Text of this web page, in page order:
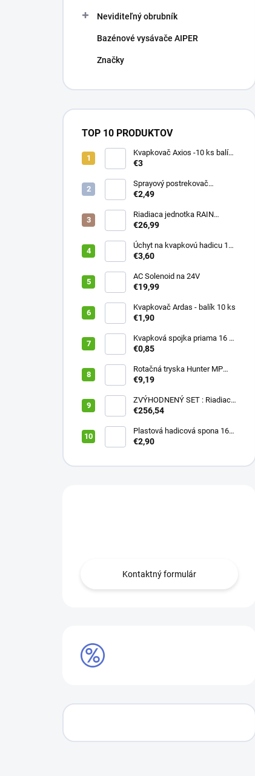
Neviditeľný obrubník
Bazénové vysávače AIPER
Značky
TOP 10 PRODUKTOV
Kvapkovač Axios -10 ks balík,
prietok 4 l/h, regulácia tlaku
€3
Sprayový postrekovač
HUNTER Pro Spray 04
€2,49
Riadiaca jednotka RAIN
PRESSURE ZERO
€26,99
Úchyt na kvapkovú hadicu 16-
20 mm ČIERNY (balík 20 ks)
€3,60
AC Solenoid na 24V
€19,99
Kvapkovač Ardas - balík 10 ks
€1,90
Kvapková spojka priama 16 x
16 (balík 10 ks)
€0,85
Rotačná tryska Hunter MP
2000 90
€9,19
ZVÝHODNENÝ SET : Riadiaca
jednotka X2 401E + WAND
€256,54
Plastová hadicová spona 16
mm (balík 10 ks)
€2,90
Kontaktný formulár